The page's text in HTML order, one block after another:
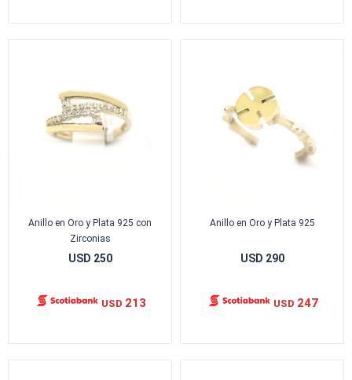
Anillo en Oro y Plata 925 con
Zirconias
USD 250
USD 213
Anillo en Oro y Plata 925
USD 290
USD 247